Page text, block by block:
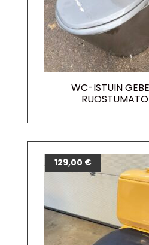
WC-ISTUIN
129,00 €